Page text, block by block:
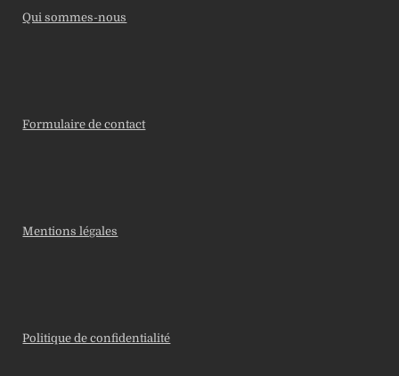
Qui sommes-nous
Formulaire de contact
Mentions légales
Politique de confidentialité